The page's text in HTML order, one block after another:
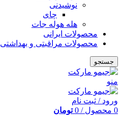
نوشیدنی
چای
هله هوله جات
محصولات ایرانی
محصولات مراقبتی و بهداشتی
جستجو
منو
ورود / ثبت نام
0 محصول /
0 تومان